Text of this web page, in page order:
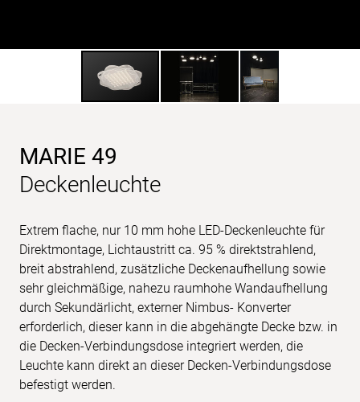
MARIE 49
Deckenleuchte
Extrem flache, nur 10 mm hohe LED-Deckenleuchte für
Direktmontage, Lichtaustritt ca. 95 % direktstrahlend,
breit abstrahlend, zusätzliche Deckenaufhellung sowie
sehr gleichmäßige, nahezu raumhohe Wandaufhellung
durch Sekundärlicht, externer Nimbus- Konverter
erforderlich, dieser kann in die abgehängte Decke bzw. in
die Decken-Verbindungsdose integriert werden, die
Leuchte kann direkt an dieser Decken-Verbindungsdose
befestigt werden.